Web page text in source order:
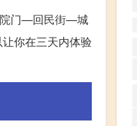
院门—回民街—城
你在三天内体验